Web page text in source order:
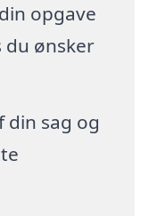
opgave
du ønsker
din sag og